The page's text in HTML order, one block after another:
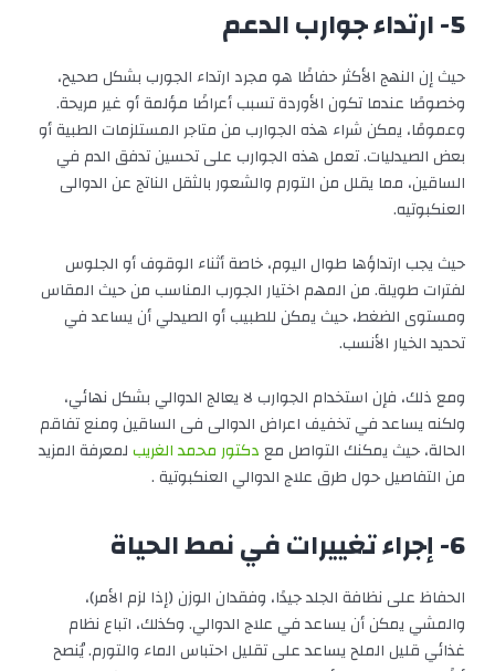
5- ارتداء جوارب الدعم
حيث إن النهج الأكثر حفاظًا هو مجرد ارتداء الجورب بشكل صحيح،
وخصوصًا عندما تكون الأوردة تسبب أعراضًا مؤلمة أو غير مريحة.
وعمومًا، يمكن شراء هذه الجوارب من متاجر المستلزمات الطبية أو
بعض الصيدليات. تعمل هذه الجوارب على تحسين تدفق الدم في
الساقين، مما يقلل من التورم والشعور بالثقل الناتج عن الدوالى
العنكبوتيه.
حيث يجب ارتداؤها طوال اليوم، خاصة أثناء الوقوف أو الجلوس
لفترات طويلة. من المهم اختيار الجورب المناسب من حيث المقاس
ومستوى الضغط، حيث يمكن للطبيب أو الصيدلي أن يساعد في
تحديد الخيار الأنسب.
ومع ذلك، فإن استخدام الجوارب لا يعالج الدوالي بشكل نهائي،
ولكنه يساعد في تخفيف اعراض الدوالى فى الساقين ومنع تفاقم
الحالة، حيث يمكنك التواصل مع دكتور محمد الغريبلمعرفة المزيد
من التفاصيل حول طرق علاج الدوالي العنكبوتية .
6- إجراء تغييرات في نمط الحياة
الحفاظ على نظافة الجلد جيدًا، وفقدان الوزن (إذا لزم الأمر)،
والمشي يمكن أن يساعد في علاج الدوالي. وكذلك، اتباع نظام
غذائي قليل الملح يساعد على تقليل احتباس الماء والتورم. يُنصح